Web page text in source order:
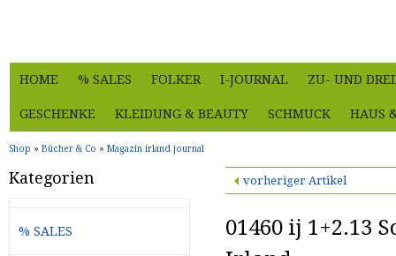
HOME % SALES FOLKER I-JOURNAL ZU- UND
GESCHENKE KLEIDUNG & BEAUTY SCHMUCK HAUS
Shop » Bücher & Co » Magazin irland journal
vorheriger Artikel
01460 ij 1+2.13
Kategorien
% SALES